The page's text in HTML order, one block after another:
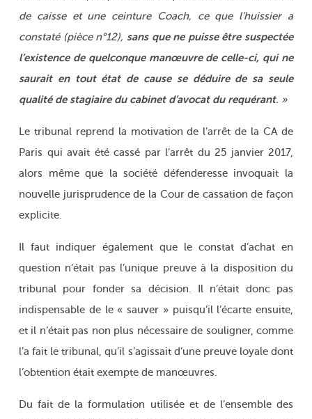
de caisse et une ceinture Coach, ce que l’huissier a
constaté (pièce n°12), sans que ne puisse être suspectée
l’existence de quelconque manœuvre de celle-ci, qui ne
saurait en tout état de cause se déduire de sa seule
qualité de stagiaire du cabinet d’avocat du requérant. »
Le tribunal reprend la motivation de l’arrêt de la CA de
Paris qui avait été cassé par l’arrêt du 25 janvier 2017,
alors même que la société défenderesse invoquait la
nouvelle jurisprudence de la Cour de cassation de façon
explicite.
Il faut indiquer également que le constat d’achat en
question n’était pas l’unique preuve à la disposition du
tribunal pour fonder sa décision. Il n’était donc pas
indispensable de le « sauver » puisqu’il l’écarte ensuite,
et il n’était pas non plus nécessaire de souligner, comme
l’a fait le tribunal, qu’il s’agissait d’une preuve loyale dont
l’obtention était exempte de manœuvres.
Du fait de la formulation utilisée et de l’ensemble des